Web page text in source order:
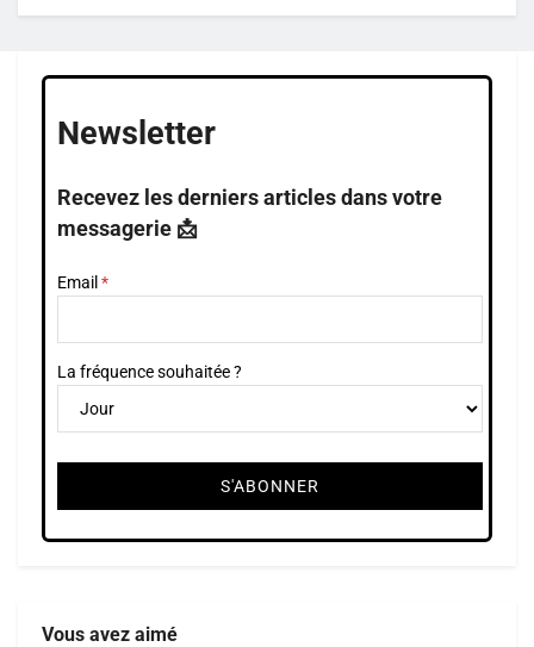
Newsletter
Recevez les derniers articles dans votre
messagerie 📩
Email
La fréquence souhaitée ?
Vous avez aimé